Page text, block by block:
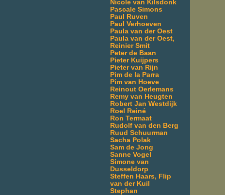
Nicole van Kilsdonk
Pascale Simons
Paul Ruven
Paul Verhoeven
Paula van der Oest
Paula van der Oest,
Reinier Smit
Peter de Baan
Pieter Kuijpers
Pieter van Rijn
Pim de la Parra
Pim van Hoeve
Reinout Oerlemans
Remy van Heugten
Robert Jan Westdijk
Roel Reiné
Ron Termaat
Rudolf van den Berg
Ruud Schuurman
Sacha Polak
Sam de Jong
Sanne Vogel
Simone van
Dusseldorp
Steffen Haars, Flip
van der Kuil
Stephan